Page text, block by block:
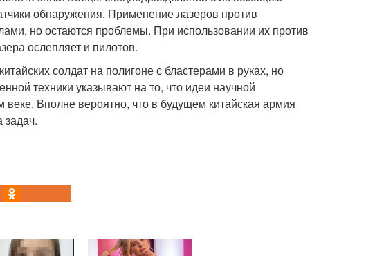
обнаружения. Применение лазеров против
но остаются проблемы. При использовании их против
ослепляет и пилотов.
солдат на полигоне с бластерами в руках, но
техники указывают на то, что идеи научной
Вполне вероятно, что в будущем китайская армия